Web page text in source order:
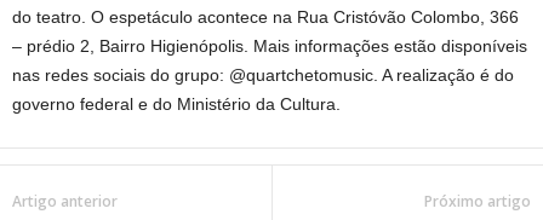
do teatro. O espetáculo acontece na Rua Cristóvão Colombo, 366
– prédio 2, Bairro Higienópolis. Mais informações estão disponíveis
nas redes sociais do grupo: @quartchetomusic. A realização é do
governo federal e do Ministério da Cultura.
Artigo anterior Próximo artigo